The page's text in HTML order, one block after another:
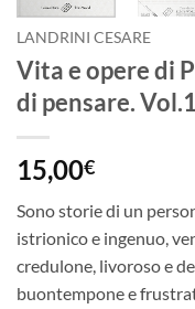
LANDRINI CESARE
Vita e opere di
di pensare. Vol.1
15,00€
Sono storie di un
istrionico e ingenuo,
credulone, livoroso e
buontempone e